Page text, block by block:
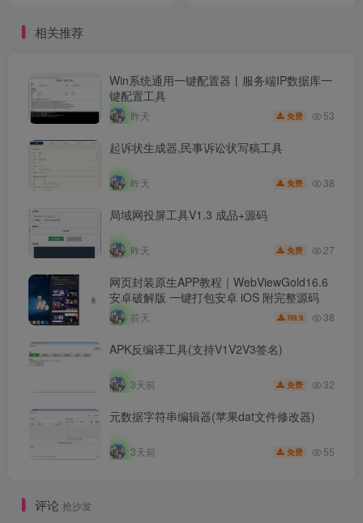
相关推荐
Win系统通用一键配置器丨服务端IP数据库一
键配置工具
昨天 免费 53
起诉状生成器,民事诉讼状写稿工具
昨天 免费 38
局域网投屏工具V1.3 成品+源码
昨天 免费 27
网页封装原生APP教程｜WebViewGold16.6
安卓破解版 一键打包安卓 iOS 附完整源码
前天 R9.9 38
APK反编译工具(支持V1V2V3签名)
3天前 免费 32
元数据字符串编辑器(苹果dat文件修改器)
3天前 免费 55
评论 抢沙发